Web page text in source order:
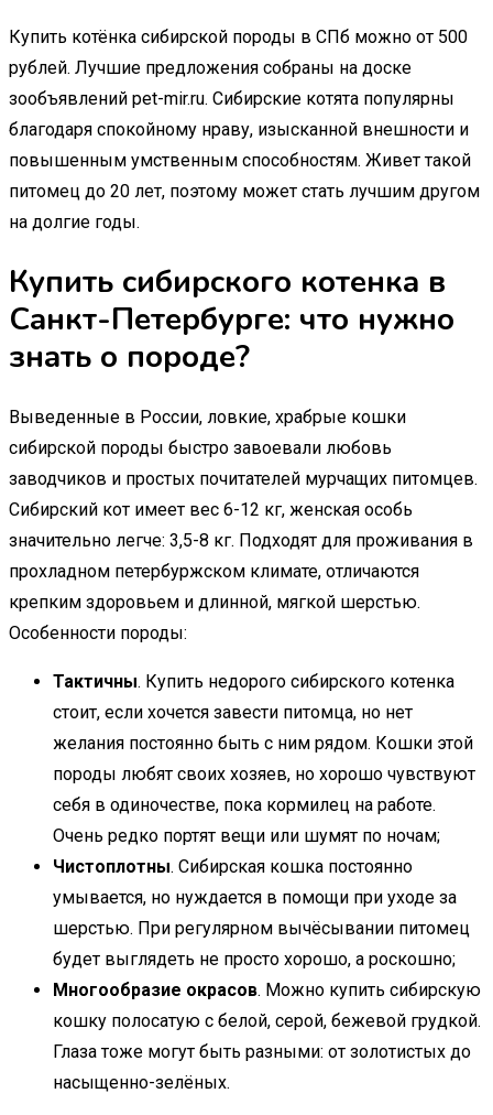
Купить котёнка сибирской породы в СПб можно от 500
рублей. Лучшие предложения собраны на доске
зообъявлений pet-mir.ru. Сибирские котята популярны
благодаря спокойному нраву, изысканной внешности и
повышенным умственным способностям. Живет такой
питомец до 20 лет, поэтому может стать лучшим другом
на долгие годы.
Купить сибирского котенка в
Санкт-Петербурге: что нужно
знать о породе?
Выведенные в России, ловкие, храбрые кошки
сибирской породы быстро завоевали любовь
заводчиков и простых почитателей мурчащих питомцев.
Сибирский кот имеет вес 6-12 кг, женская особь
значительно легче: 3,5-8 кг. Подходят для проживания в
прохладном петербуржском климате, отличаются
крепким здоровьем и длинной, мягкой шерстью.
Особенности породы:
Тактичны. Купить недорого сибирского котенка
стоит, если хочется завести питомца, но нет
желания постоянно быть с ним рядом. Кошки этой
породы любят своих хозяев, но хорошо чувствуют
себя в одиночестве, пока кормилец на работе.
Очень редко портят вещи или шумят по ночам;
Чистоплотны. Сибирская кошка постоянно
умывается, но нуждается в помощи при уходе за
шерстью. При регулярном вычёсывании питомец
будет выглядеть не просто хорошо, а роскошно;
Многообразие окрасов. Можно купить сибирскую
кошку полосатую с белой, серой, бежевой грудкой.
Глаза тоже могут быть разными: от золотистых до
насыщенно-зелёных.